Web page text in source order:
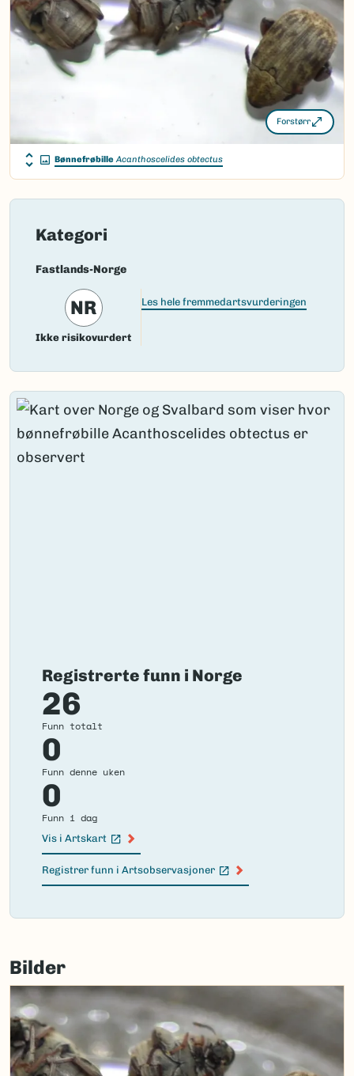
Vitenskapelig navn ID: 6900
Takson ID:6791
Gå til Nortaxa for flere detaljer
(Ekstern lenke)
Forstørr
Bønnefrøbille Acanthoscelides obtectus
Kategori
Fastlands-Norge
NR
Ikke risikovurdert
Les hele fremmedartsvurderingen
Registrerte funn i Norge
26
Funn totalt
0
Funn denne uken
0
Funn i dag
Vis i Artskart
(Ekstern lenke)
Registrer funn i Artsobservasjoner
(Ekstern lenke)
Failed
load
map.
Bilder